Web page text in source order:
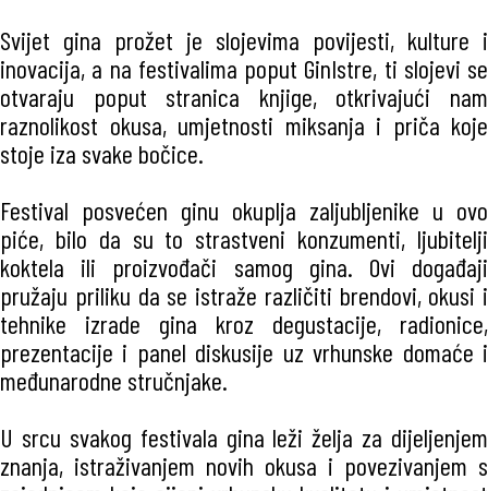
Svijet gina prožet je slojevima povijesti, kulture i
inovacija, a na festivalima poput GinIstre, ti slojevi se
otvaraju poput stranica knjige, otkrivajući nam
raznolikost okusa, umjetnosti miksanja i priča koje
stoje iza svake bočice.
Festival posvećen ginu okuplja zaljubljenike u ovo
piće, bilo da su to strastveni konzumenti, ljubitelji
koktela ili proizvođači samog gina. Ovi događaji
pružaju priliku da se istraže različiti brendovi, okusi i
tehnike izrade gina kroz degustacije, radionice,
prezentacije i panel diskusije uz vrhunske domaće i
međunarodne stručnjake.
U srcu svakog festivala gina leži želja za dijeljenjem
znanja, istraživanjem novih okusa i povezivanjem s